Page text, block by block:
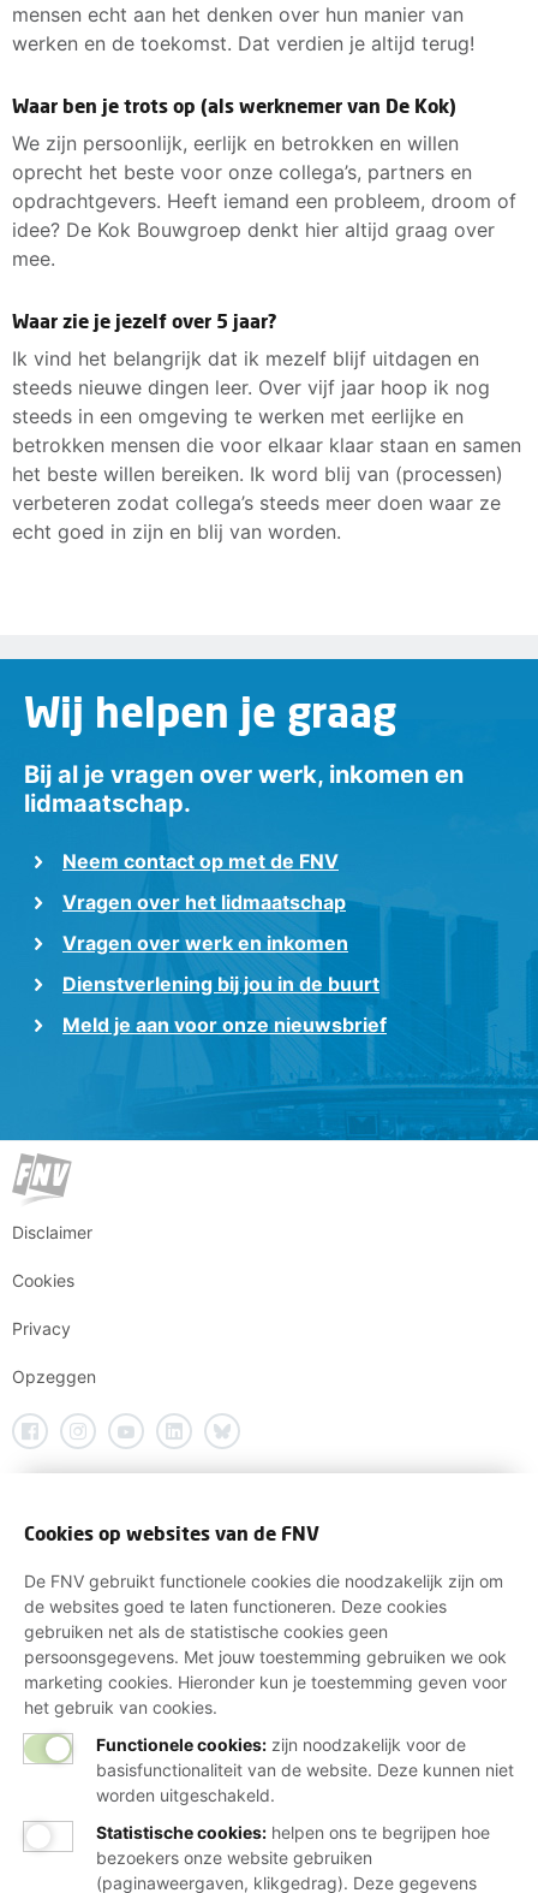
mensen echt aan het denken over hun manier van
werken en de toekomst. Dat verdien je altijd terug!
Waar ben je trots op (als werknemer van De Kok)
We zijn persoonlijk, eerlijk en betrokken en willen
oprecht het beste voor onze collega’s, partners en
opdrachtgevers. Heeft iemand een probleem, droom of
idee? De Kok Bouwgroep denkt hier altijd graag over
mee.
Waar zie je jezelf over 5 jaar?
Ik vind het belangrijk dat ik mezelf blijf uitdagen en
steeds nieuwe dingen leer. Over vijf jaar hoop ik nog
steeds in een omgeving te werken met eerlijke en
betrokken mensen die voor elkaar klaar staan en samen
het beste willen bereiken. Ik word blij van (processen)
verbeteren zodat collega’s steeds meer doen waar ze
echt goed in zijn en blij van worden.
Wij helpen je graag
Bij al je vragen over werk, inkomen en
lidmaatschap.
Neem contact op met de FNV
Vragen over het lidmaatschap
Vragen over werk en inkomen
Dienstverlening bij jou in de buurt
Meld je aan voor onze nieuwsbrief
Disclaimer
Cookies
Privacy
Opzeggen
Cookies op websites van de FNV
De FNV gebruikt functionele cookies die noodzakelijk zijn om
de websites goed te laten functioneren. Deze cookies
gebruiken net als de statistische cookies geen
persoonsgegevens. Met jouw toestemming gebruiken we ook
marketing cookies. Hieronder kun je toestemming geven voor
het gebruik van cookies.
Functionele cookies: zijn noodzakelijk voor de
basisfunctionaliteit van de website. Deze kunnen niet
worden uitgeschakeld.
Statistische cookies: helpen ons te begrijpen hoe
bezoekers onze website gebruiken
(paginaweergaven, klikgedrag). Deze gegevens